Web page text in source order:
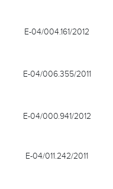
E-04/004.161/2012
E-04/006.355/2011
E-04/000.941/2012
E-04/011.242/2011